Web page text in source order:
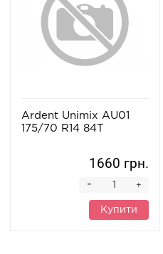
Ardent Unimix AU01
175/70 R14 84T
1660 грн.
+
-
Купити